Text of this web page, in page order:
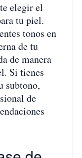
elegir el
tu piel.
tonos en
de tu
de manera
Si tienes
subtono,
de